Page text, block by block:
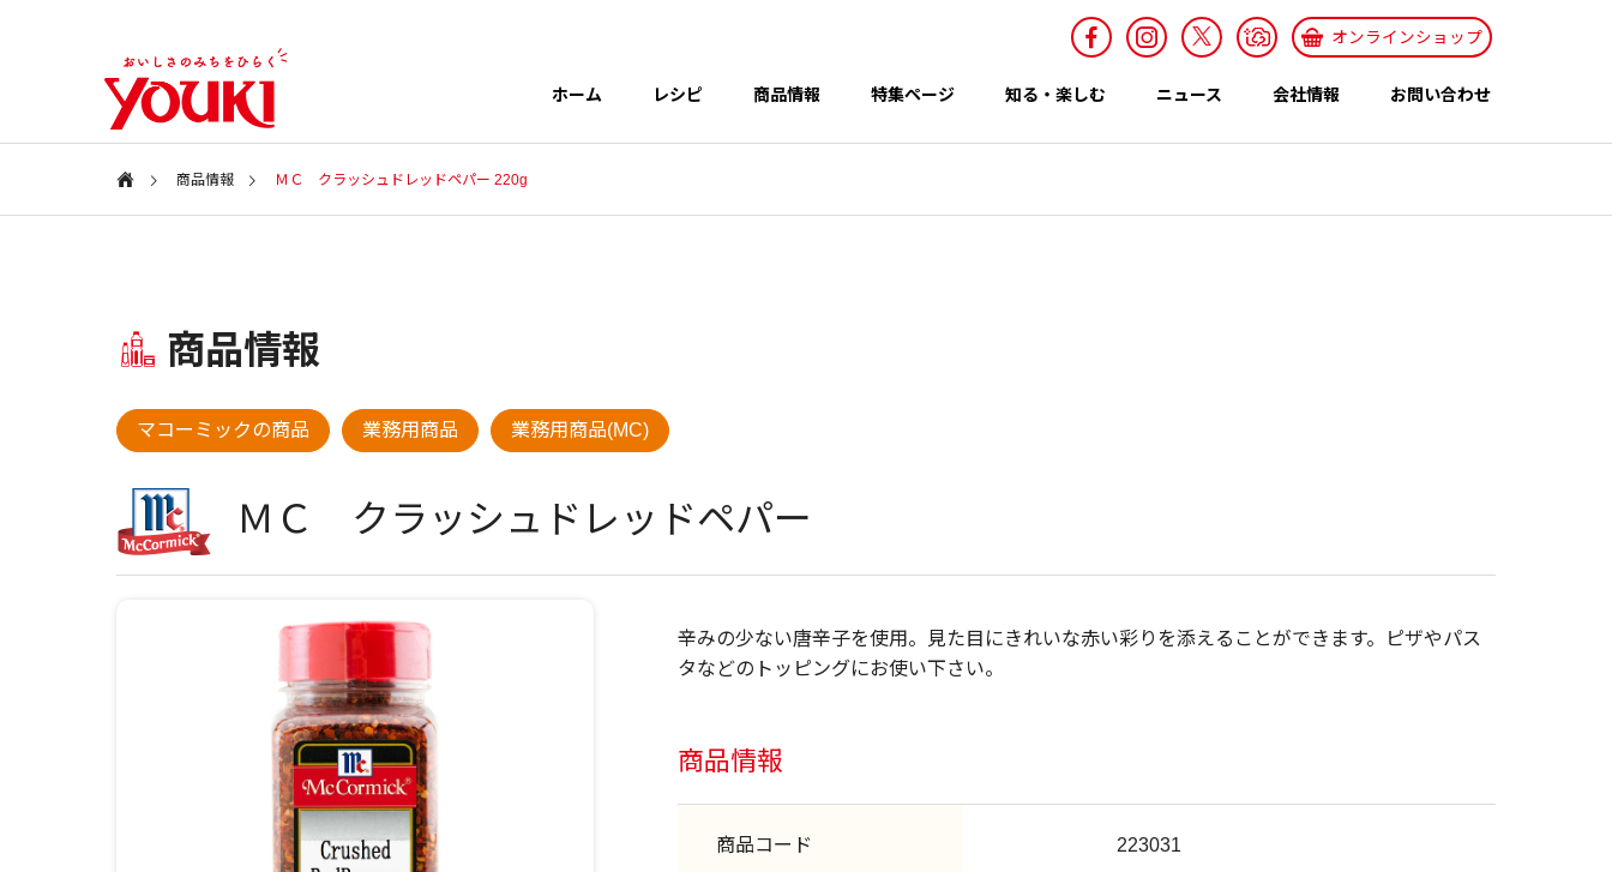
オンラインショップ
ホーム レシピ 商品情報 特集ページ 知る・楽しむ ニュース 会社情報 お問い合わせ
特集ページ
SPECIAL
2026年 春の新商品 2025年 秋の新商品
会社情報
ユウキ食品グループのCSR
商品情報 ＭＣ クラッシュドレッドペパー 220g
商品情報
マコーミックの商品 業務用商品 業務用商品(MC)
ＭＣ クラッシュドレッドペパー
辛みの少ない唐辛子を使用。見た目にきれいな赤い彩りを添えることができます。ピザやパス
タなどのトッピングにお使い下さい。
商品情報
商品コード 223031